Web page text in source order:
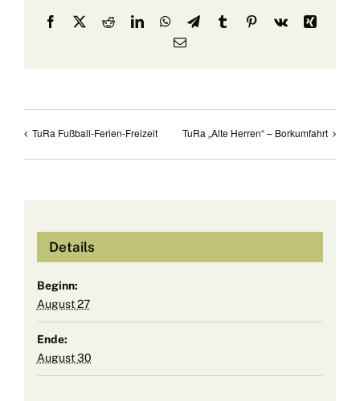
Facebook
X RedditLinkedInWhatsApp
TelegramTumblrPinterest
Vk
Xing
E-
TuRa Fußball-Ferien-Freizeit TuRa „Alte Herren“ – Borkumfahrt
Details
Beginn:
August 27
Ende:
August 30